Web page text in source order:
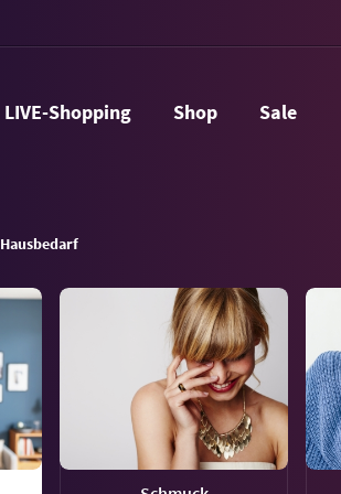
LIVE-Shopping Shop Sale
Hausbedarf